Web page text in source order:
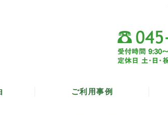
ご利用事例